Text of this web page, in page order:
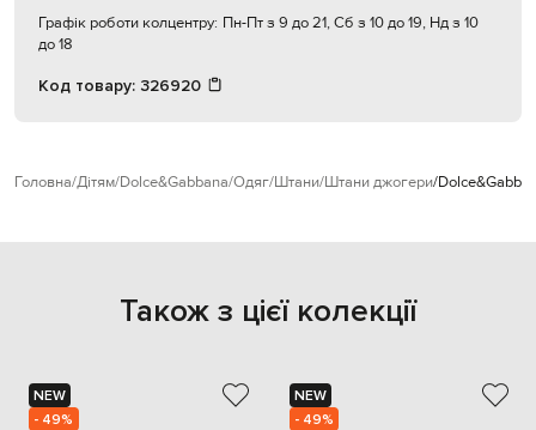
Графік роботи колцентру: Пн-Пт з 9 до 21, Сб з 10 до 19, Нд з 10
до 18
Код товару: 326920
Головна Дітям Dolce&Gabbana Одяг Штани Штани джогери
Також з цієї колекції
NEW
- 49%
NEW
- 49%